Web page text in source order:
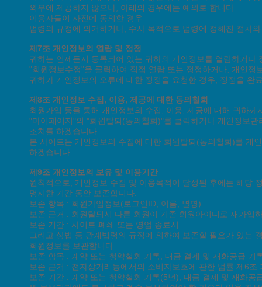
외부에 제공하지 않으나, 아래의 경우에는 예외로 합니다.
이용자들이 사전에 동의한 경우
법령의 규정에 의거하거나, 수사 목적으로 법령에 정해진 절차
제7조 개인정보의 열람 및 정정
귀하는 언제든지 등록되어 있는 귀하의 개인정보를 열람하거
"회원정보수정"을 클릭하여 직접 열람 또는 정정하거나, 개인
귀하가 개인정보의 오류에 대한 정정을 요청한 경우, 정정을 완
제8조 개인정보 수집, 이용, 제공에 대한 동의철회
회원가입 등을 통해 개인정보의 수집, 이용, 제공에 대해 귀하
"마이페이지"의 "회원탈퇴(동의철회)"를 클릭하거나 개인정보
조치를 하겠습니다.
본 사이트는 개인정보의 수집에 대한 회원탈퇴(동의철회)를 개
하겠습니다.
제9조 개인정보의 보유 및 이용기간
원칙적으로, 개인정보 수집 및 이용목적이 달성된 후에는 해당
명시한 기간 동안 보존합니다.
보존 항목 : 회원가입정보(로그인ID, 이름, 별명)
보존 근거 : 회원탈퇴시 다른 회원이 기존 회원아이디로 재가입
보존 기간 : 사이트 폐쇄 또는 영업 종료시
그리고 상법 등 관계법령의 규정에 의하여 보존할 필요가 있는
회원정보를 보관합니다.
보존 항목 : 계약 또는 청약철회 기록, 대금 결제 및 재화공급 기
보존 근거 : 전자상거래등에서의 소비자보호에 관한 법률 제6조
보존 기간 : 계약 또는 청약철회 기록(5년), 대금 결제 및 재화